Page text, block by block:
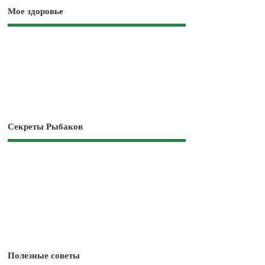
Мое здоровье
Секреты Рыбаков
Полезные советы